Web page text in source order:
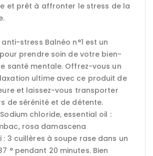
et prêt à affronter le stress de la
stress Balnéo n°1 est un
prendre soin de votre bien-
santé mentale. Offrez-vous un
ultime avec ce produit de
et laissez-vous transporter
de sérénité et de détente.
chloride, essential oil :
rosa damascena
: 3 cuillères à soupe rase dans un
° pendant 20 minutes. Bien